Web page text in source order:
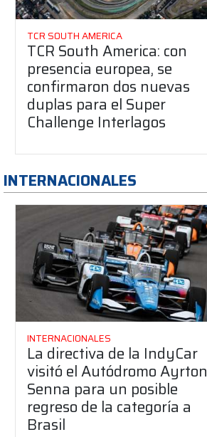
TCR SOUTH AMERICA
TCR South America: con
presencia europea, se
confirmaron dos nuevas
duplas para el Super
Challenge Interlagos
INTERNACIONALES
INTERNACIONALES
La directiva de la IndyCar
visitó el Autódromo Ayrton
Senna para un posible
regreso de la categoría a
Brasil